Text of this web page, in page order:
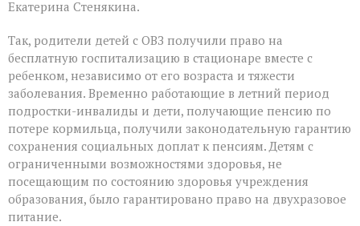
Екатерина Стенякина.
Так, родители детей с ОВЗ получили право на
бесплатную госпитализацию в стационаре вместе с
ребенком, независимо от его возраста и тяжести
заболевания. Временно работающие в летний период
подростки-инвалиды и дети, получающие пенсию по
потере кормильца, получили законодательную гарантию
сохранения социальных доплат к пенсиям. Детям с
ограниченными возможностями здоровья, не
посещающим по состоянию здоровья учреждения
образования, было гарантировано право на двухразовое
питание.